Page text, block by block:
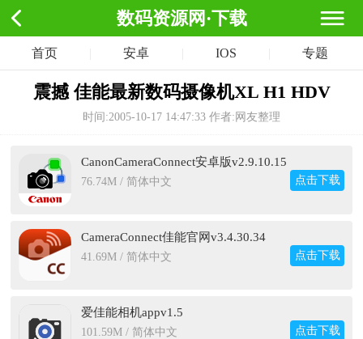
数码资源网·下载
首页 安卓 IOS 专题
震撼 佳能最新数码摄像机XL H1 HDV
时间:2005-10-17 14:47:33 作者:网友整理
CanonCameraConnect安卓版v2.9.10.15
76.74M / 简体中文 点击下载
CameraConnect佳能官网v3.4.30.34
41.69M / 简体中文 点击下载
爱佳能相机appv1.5
101.59M / 简体中文 点击下载